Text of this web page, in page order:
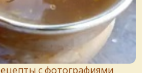
с фотографиями